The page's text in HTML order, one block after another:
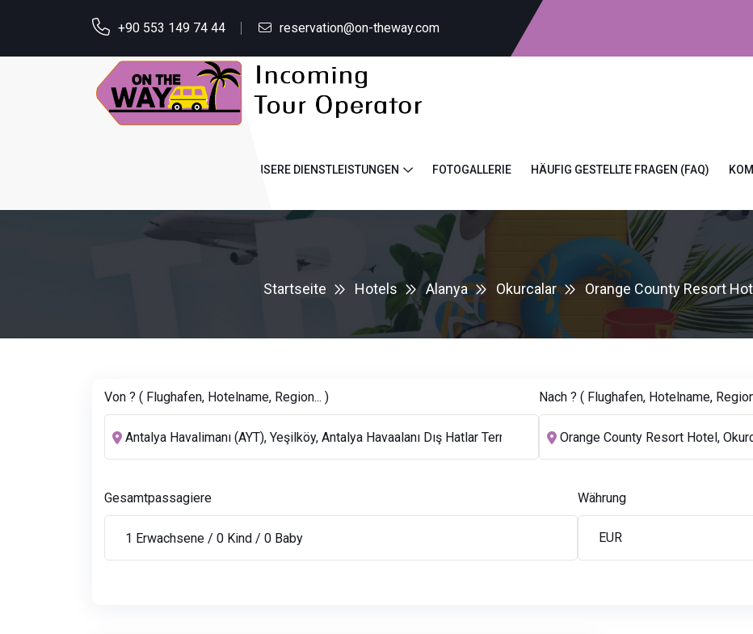
+90 553 149 74 44 reservation@on-theway.com
UNSERE DIENSTLEISTUNGEN FOTOGALLERIE HÄUFIG GESTELLTE FRAGEN (FAQ)
Startseite Hotels Alanya Okurcalar Orange County Resort
Von ? ( Flughafen, Hotelname, Region... ) Nach ? ( Flughafen, Hotelname,
Gesamtpassagiere Währung